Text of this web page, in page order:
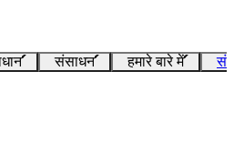
संसाधन हमारे बारे में